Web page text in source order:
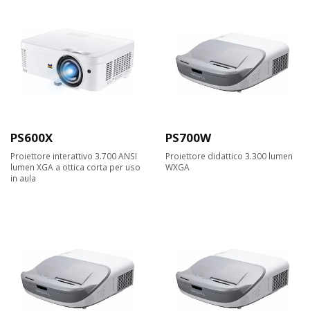
PS600X
Proiettore interattivo 3.700 ANSI
lumen XGA a ottica corta per uso
in aula
PS700W
Proiettore didattico 3.300 lumen
WXGA